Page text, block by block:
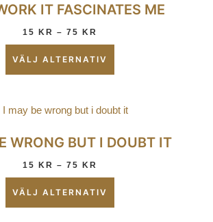
IT FASCINATES ME
15 KR – 75 KR
VÄLJ ALTERNATIV
WRONG BUT I DOUBT IT
15 KR – 75 KR
VÄLJ ALTERNATIV